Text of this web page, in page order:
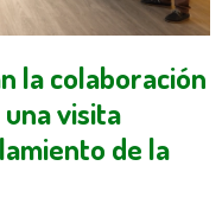
la colaboración
visita
de la